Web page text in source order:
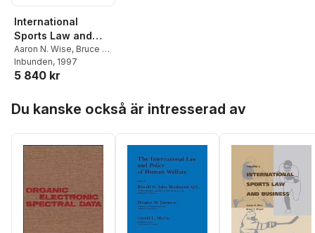
International
Sports Law and
Business
Aaron N. Wise, Bruce S.
Meyer
Inbunden, 1997
5 840 kr
Du kanske också är intresserad av